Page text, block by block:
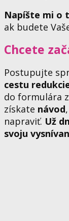
Napíšte mi o
ak budete
Chcete
Postupujte
cestu
do formulára
získate návod
napraviť. Už
svoju